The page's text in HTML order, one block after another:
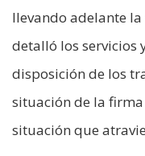
llevando adelante
detalló los servicios
disposición de los
situación de la firma
situación que